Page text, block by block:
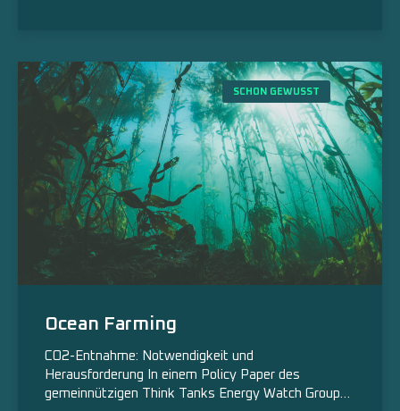
SCHON GEWUSST
Ocean Farming
CO2-Entnahme: Notwendigkeit und
Herausforderung In einem Policy Paper des
gemeinnützigen Think Tanks Energy Watch Group…